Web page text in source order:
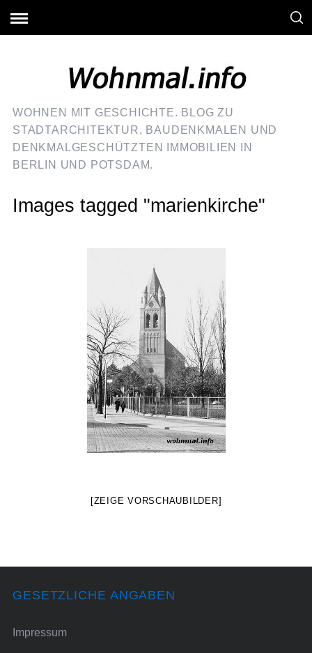
WOHNEN MIT GESCHICHTE. BLOG ZU
STADTARCHITEKTUR, BAUDENKMALEN UND
DENKMALGESCHÜTZTEN IMMOBILIEN IN
BERLIN UND POTSDAM.
Images tagged "marienkirche"
[ZEIGE VORSCHAUBILDER]
GESETZLICHE ANGABEN
Impressum